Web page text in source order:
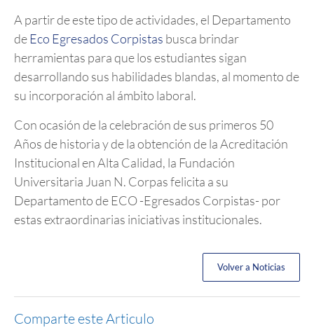
A partir de este tipo de actividades, el Departamento
deEco Egresados Corpistas busca brindar
herramientas para que los estudiantes sigan
desarrollando sus habilidades blandas, al momento de
su incorporación al ámbito laboral.
Con ocasión de la celebración de sus primeros 50
Años de historia y de la obtención de la Acreditación
Institucional en Alta Calidad, la Fundación
Universitaria Juan N. Corpas felicita a su
Departamento de ECO -Egresados Corpistas- por
estas extraordinarias iniciativas institucionales.
Volver a Noticias
Comparte este Articulo